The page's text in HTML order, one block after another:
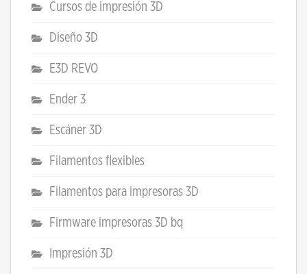
Cursos de impresión 3D
Diseño 3D
E3D REVO
Ender 3
Escáner 3D
Filamentos flexibles
Filamentos para impresoras 3D
Firmware impresoras 3D bq
Impresión 3D